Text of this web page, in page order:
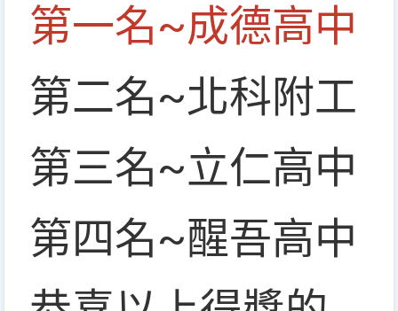
第一名~成德高中
第二名~北科附工
第三名~立仁高中
第四名~醒吾高中